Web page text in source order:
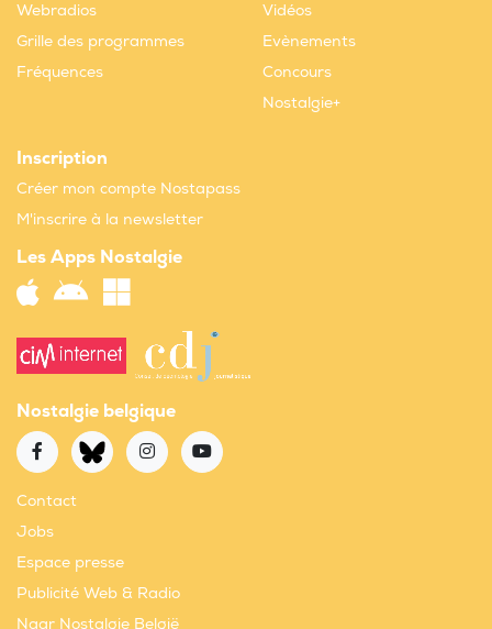
Webradios
Grille des programmes
Fréquences
Vidéos
Evènements
Concours
Nostalgie+
Inscription
Créer mon compte Nostapass
M'inscrire à la newsletter
Les Apps Nostalgie
Nostalgie belgique
Contact
Jobs
Espace presse
Publicité Web & Radio
Naar Nostalgie België